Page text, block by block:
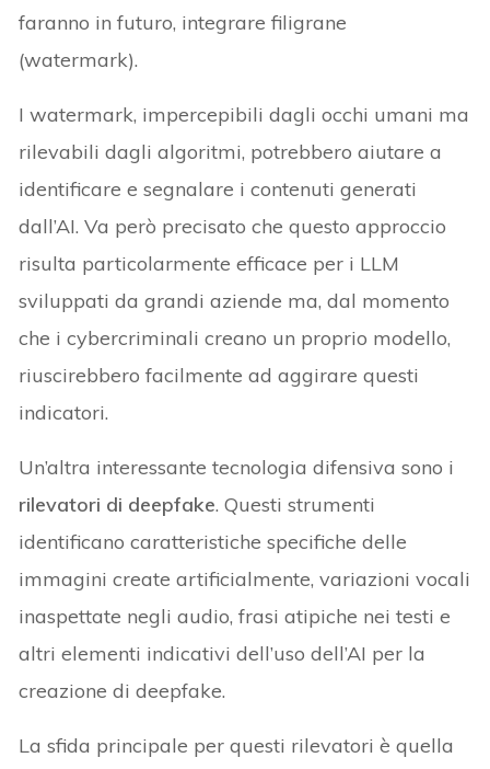
faranno in futuro, integrare filigrane
(watermark).
I watermark, impercepibili dagli occhi umani ma
rilevabili dagli algoritmi, potrebbero aiutare a
identificare e segnalare i contenuti generati
dall’AI. Va però precisato che questo approccio
risulta particolarmente efficace per i LLM
sviluppati da grandi aziende ma, dal momento
che i cybercriminali creano un proprio modello,
riuscirebbero facilmente ad aggirare questi
indicatori.
Un’altra interessante tecnologia difensiva sono i
rilevatori di deepfake. Questi strumenti
identificano caratteristiche specifiche delle
immagini create artificialmente, variazioni vocali
inaspettate negli audio, frasi atipiche nei testi e
altri elementi indicativi dell’uso dell’AI per la
creazione di deepfake.
La sfida principale per questi rilevatori è quella